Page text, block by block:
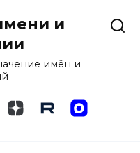
и
имён и